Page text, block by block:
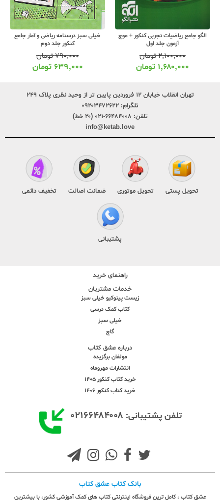
الگو جامع ریاضیات تجربی کنکور + موج
آزمون جلد اول
۲,۱۰۰,۰۰۰تومان
۱,۶۸۰,۰۰۰ تومان
خیلی سبز درسنامه ریاضی و آمار جامع
کنکور جلد دوم
۷۹۰,۰۰۰تومان
۶۳۹,۰۰۰ تومان
تهران انقلاب خیابان ۱۲ فروردین پایین تر از وحید نظری پلاک ۲۴۹
تلگرام: ۰۹۲۰۳۴۷۲۶۲۲
تلفن: ۶۶۴۸۴۰۰۸-۰۲۱ (۲۰ خط)
info@ketab.love
تحویل پستی تحویل موتوری ضمانت اصالت تخفیف دائمی
پشتیبانی
راهنمای خرید
خدمات مشتریان
زیست پینوکیو خیلی سبز
کتاب کمک درسی
خیلی سبز
گاج
درباره عشق کتاب
مولفان برگزیده
انتشارات مهروماه
خرید کتاب کنکور 1405
خرید کتاب کنکور 1406
تلفن پشتیبانی: ۰۲۱۶۶۴۸۴۰۰۸
بانک کتاب عشق کتاب
عشق کتاب ، کامل ترین فروشگاه اینترنتی کتاب های کمک آموزشی کشور، با بیشترین